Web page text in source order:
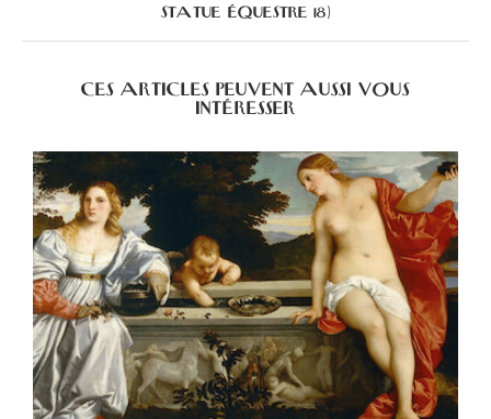
STATUE ÉQUESTRE 18)
CES ARTICLES PEUVENT AUSSI VOUS
INTÉRESSER